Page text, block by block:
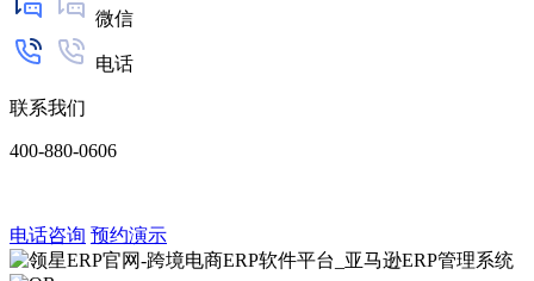
微信
电话
联系我们
400-880-0606
电话咨询 预约演示